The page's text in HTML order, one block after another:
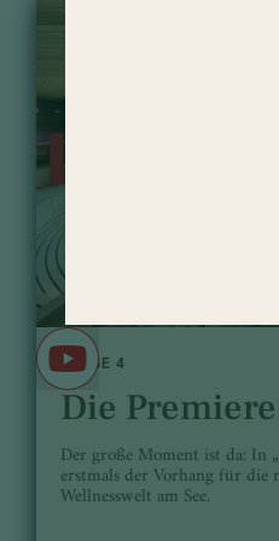
FOLGE 4
Die Premiere
Der große Moment ist da: In
erstmals der Vorhang für die
Wellnesswelt am See.